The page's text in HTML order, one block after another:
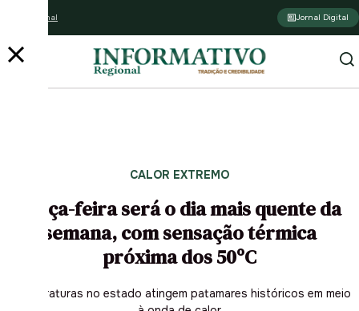
Assine o jornal Jornal Digital
CALOR EXTREMO
Terça-feira será o dia mais quente da
semana, com sensação térmica
próxima dos 50ºC
Temperaturas no estado atingem patamares históricos em meio